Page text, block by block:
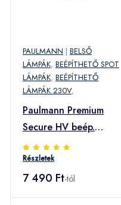
PAULMANN | BELSŐ
LÁMPÁK, BEÉPÍTHETŐ SPOT
LÁMPÁK, BEÉPÍTHETŐ
LÁMPÁK 230V,
Paulmann Premium
Secure HV beép.
lámpa, vas
Részletek
7 490 Ft-tól